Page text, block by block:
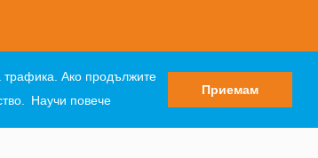
трафика. Ако продължите
Научи повече
Приемам
Лични данни Партньори